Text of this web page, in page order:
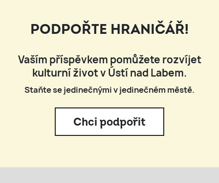
PODPOŘTE HRANIČÁŘ!
Vaším příspěvkem pomůžete rozvíjet
kulturní život v Ústí nad Labem.
Staňte se jedinečnými v jedinečném městě.
Chci podpořit